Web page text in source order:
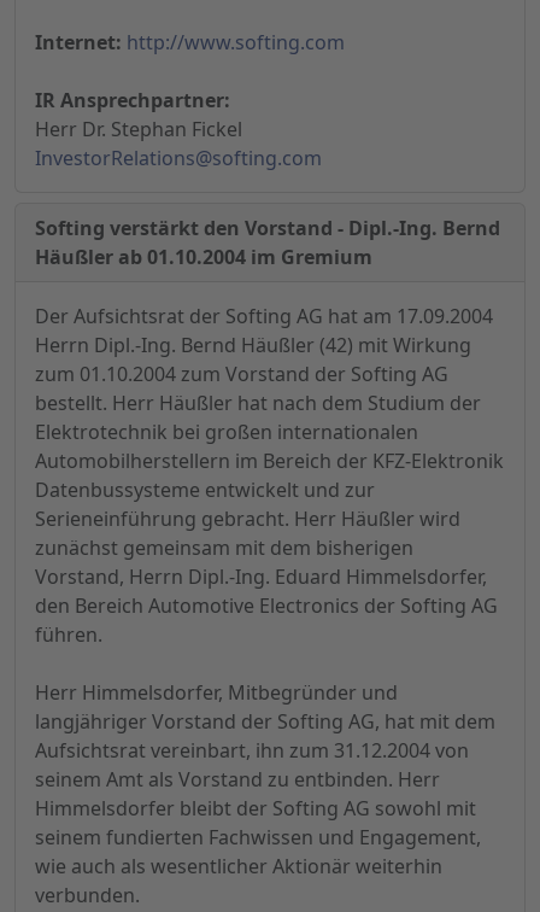
Internet: http://www.softing.com
IR Ansprechpartner:
Herr Dr. Stephan Fickel
InvestorRelations@softing.com
Softing verstärkt den Vorstand - Dipl.-Ing. Bernd
Häußler ab 01.10.2004 im Gremium
Der Aufsichtsrat der Softing AG hat am 17.09.2004
Herrn Dipl.-Ing. Bernd Häußler (42) mit Wirkung
zum 01.10.2004 zum Vorstand der Softing AG
bestellt. Herr Häußler hat nach dem Studium der
Elektrotechnik bei großen internationalen
Automobilherstellern im Bereich der KFZ-Elektronik
Datenbussysteme entwickelt und zur
Serieneinführung gebracht. Herr Häußler wird
zunächst gemeinsam mit dem bisherigen
Vorstand, Herrn Dipl.-Ing. Eduard Himmelsdorfer,
den Bereich Automotive Electronics der Softing AG
führen.
Herr Himmelsdorfer, Mitbegründer und
langjähriger Vorstand der Softing AG, hat mit dem
Aufsichtsrat vereinbart, ihn zum 31.12.2004 von
seinem Amt als Vorstand zu entbinden. Herr
Himmelsdorfer bleibt der Softing AG sowohl mit
seinem fundierten Fachwissen und Engagement,
wie auch als wesentlicher Aktionär weiterhin
verbunden.